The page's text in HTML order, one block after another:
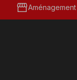
storefront